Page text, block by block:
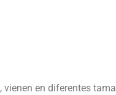
en diferentes